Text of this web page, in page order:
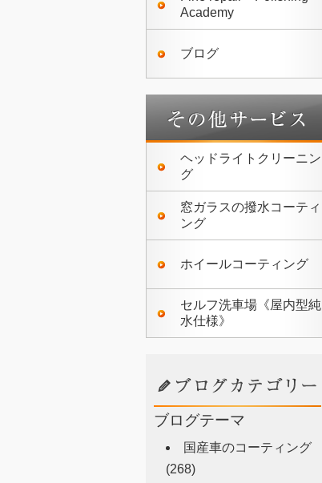
Academy
ブログ
ヘッドライトクリーニン
グ
窓ガラスの撥水コーティ
ング
ホイールコーティング
セルフ洗車場《屋内型純
水仕様》
ブログテーマ
国産車のコーティング
(268)